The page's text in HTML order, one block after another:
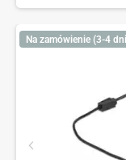
Na zamówienie (3-4